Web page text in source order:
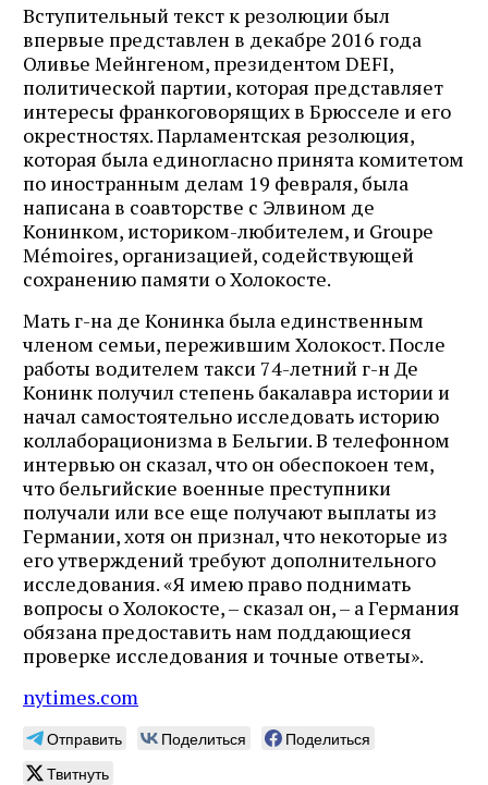
Вступительный текст к резолюции был
впервые представлен в декабре 2016 года
Оливье Мейнгеном, президентом DEFI,
политической партии, которая представляет
интересы франкоговорящих в Брюсселе и его
окрестностях. Парламентская резолюция,
которая была единогласно принята комитетом
по иностранным делам 19 февраля, была
написана в соавторстве с Элвином де
Конинком, историком-любителем, и Groupe
Mémoires, организацией, содействующей
сохранению памяти о Холокосте.
Мать г-на де Конинка была единственным
членом семьи, пережившим Холокост. После
работы водителем такси 74-летний г-н Де
Конинк получил степень бакалавра истории и
начал самостоятельно исследовать историю
коллаборационизма в Бельгии. В телефонном
интервью он сказал, что он обеспокоен тем,
что бельгийские военные преступники
получали или все еще получают выплаты из
Германии, хотя он признал, что некоторые из
его утверждений требуют дополнительного
исследования. «Я имею право поднимать
вопросы о Холокосте, – сказал он, – а Германия
обязана предоставить нам поддающиеся
проверке исследования и точные ответы».
nytimes.com
Отправить Поделиться
Поделиться
Твитнуть